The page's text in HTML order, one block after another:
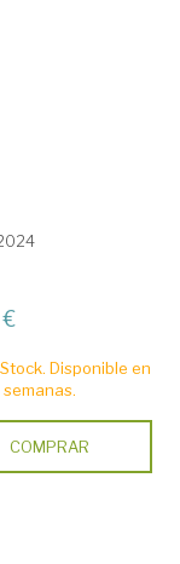
Disponible en
COMPRAR